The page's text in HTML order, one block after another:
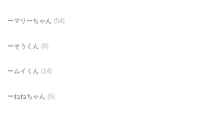
ーマリーちゃん (54)
ーそうくん (8)
ームイくん (14)
ーねねちゃん (6)